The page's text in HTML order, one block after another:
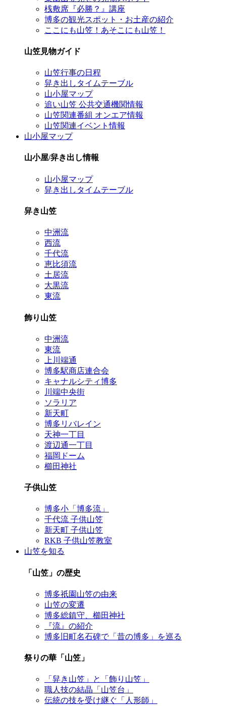
桟敷席『必勝？』講座
博多の観光スポット・お土産の紹介
ここにも山笠！あそこにも山笠！
山笠見物ガイド
山笠行事の日程
舁き出しタイムテーブル
山小屋マップ
追い山笠 公共交通機関情報
山笠関連番組 オンエア情報
山笠関連イベント情報
山小屋マップ
山小屋/舁き出し情報
山小屋マップ
舁き出しタイムテーブル
舁き山笠
中洲流
西流
千代流
恵比須流
土居流
大黒流
東流
飾り山笠
中洲流
東流
上川端通
博多駅商店連合会
キャナルシティ博多
川端中央街
ソラリア
新天町
博多リバレイン
天神一丁目
渡辺通一丁目
福岡ドーム
櫛田神社
子供山笠
博多小「博多流」
千代流 子供山笠
新天町 子供山笠
RKB 子供山笠教室
山笠を知る
「山笠」の歴史
博多祇園山笠の由来
山笠の変遷
博多総鎮守、櫛田神社
『流』の紹介
博多旧町名石碑で「昔の博多」を巡る
祭りの華「山笠」
「舁き山笠」と「飾り山笠」
職人技の結晶「山笠台」
伝統の技を受け継ぐ「人形師」